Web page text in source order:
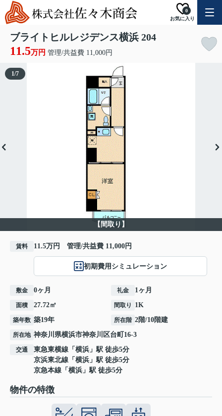
お気に入り
0
ブライトヒルレジデンス横浜 204
11.5万円 管理/共益費 11,000円
【間取り】
1/7
賃料 11.5万円 管理/共益費 11,000円
初期費用シミュレーション
敷金 0ヶ月 礼金 1ヶ月
面積 27.72㎡ 間取り 1K
築年数 築19年 所在階 2階/10階建
所在地 神奈川県横浜市神奈川区台町 16-3
交通 東急東横線 「 横浜 」駅 徒歩5分
京浜東北線 「 横浜 」駅 徒歩5分
京急本線 「 横浜 」駅 徒歩5分
物件の特徴